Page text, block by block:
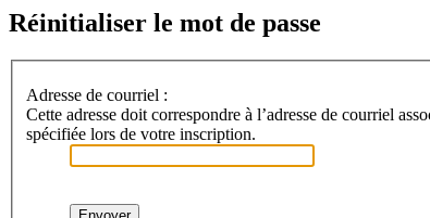
Réinitialiser le mot de passe
Adresse de courriel :
Cette adresse doit correspondre à l’adresse de courriel
spécifiée lors de votre inscription.